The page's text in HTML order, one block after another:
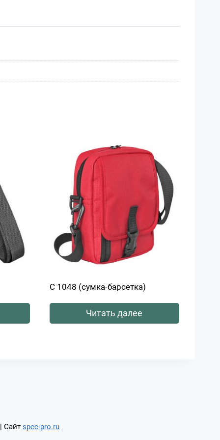
С 1048 (сумка-барсетка)
Читать далее
| Сайт spec-pro.ru